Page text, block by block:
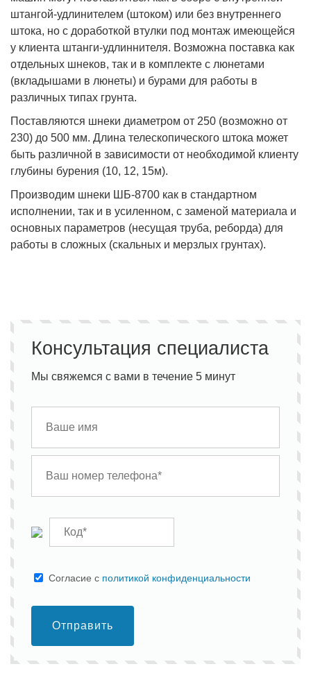
штангой-удлинителем (штоком) или без внутреннего
штока, но с доработкой втулки под монтаж имеющейся
у клиента штанги-удлиннителя. Возможна поставка как
отдельных шнеков, так и в комплекте с люнетами
(вкладышами в люнеты) и бурами для работы в
различных типах грунта.
Поставляются шнеки диаметром от 250 (возможно от
230) до 500 мм. Длина телескопического штока может
быть различной в зависимости от необходимой клиенту
глубины бурения (10, 12, 15м).
Производим шнеки ШБ-8700 как в стандартном
исполнении, так и в усиленном, с заменой материала и
основных параметров (несущая труба, реборда) для
работы в сложных (скальных и мерзлых грунтах).
Консультация специалиста
Мы свяжемся с вами в течение 5 минут
Cогласие с политикой конфиденциальности
Отправить